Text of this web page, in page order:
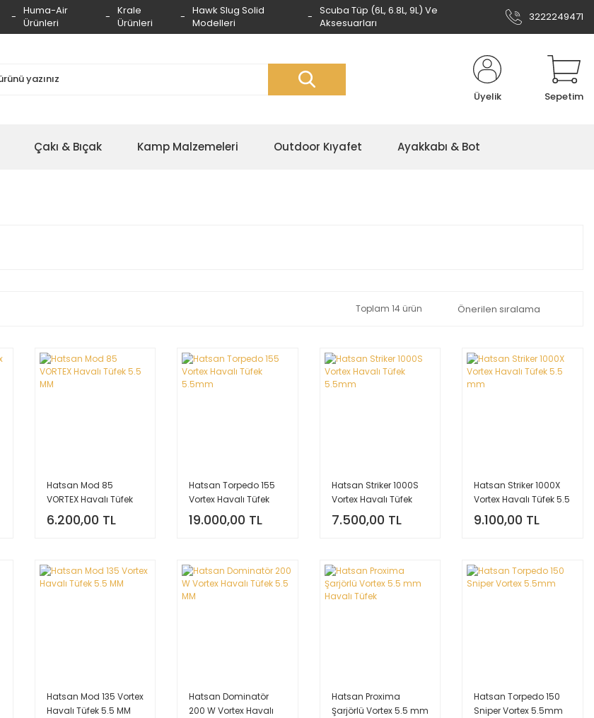
Huma-Air
Ürünleri
Krale
Ürünleri
Hawk Slug Solid
Modelleri
Scuba Tüp (6L, 6.8L, 9L) Ve
Aksesuarları
3222249471
Üyelik Sepetim
Çakı & Bıçak Kamp Malzemeleri Outdoor Kıyafet Ayakkabı & Bot
Toplam 14 ürün
Hatsan Mod 85
VORTEX Havalı Tüfek
5.5 MM
6.200,00 TL
Hatsan Torpedo 155
Vortex Havalı Tüfek
5.5mm
19.000,00 TL
Hatsan Striker 1000S
Vortex Havalı Tüfek
5.5mm
7.500,00 TL
Hatsan Striker 1000X
Vortex Havalı Tüfek 5.5
mm
9.100,00 TL
Hatsan Mod 135 Vortex
Havalı Tüfek 5.5 MM
Hatsan Dominatör
200 W Vortex Havalı
Hatsan Proxima
Şarjörlü Vortex 5.5 mm
Hatsan Torpedo 150
Sniper Vortex 5.5mm